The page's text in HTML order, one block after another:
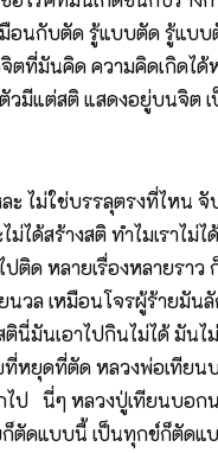
มือนกับตัด รู้แบบตัด รู้แ
ที่มันคิด ความคิดเกิดไ
วมีแต่สติ แสดงอยู่บนจิต
ใช่บรรลุตรงที่ไหน จับ
ม่ได้สร้างสติ ทำไมเรา
ติด หลายเรื่องหลายรา
ล เหมือนโจรผู้ร้ายมัน
มันเอาไปกินไม่ได้ มัน
ยุดที่ตัด หลวงพ่อเทียนบ
ป นี่ๆ หลวงปู่เทียนบอก
ดแบบนี้ เป็นทุกข์ก็ตัดแ